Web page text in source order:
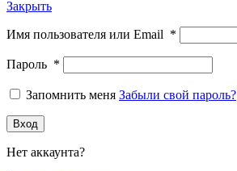
Закрыть
Имя пользователя или Email *
Пароль *
Запомнить меня Забыли свой пароль?
Вход
Нет аккаунта?